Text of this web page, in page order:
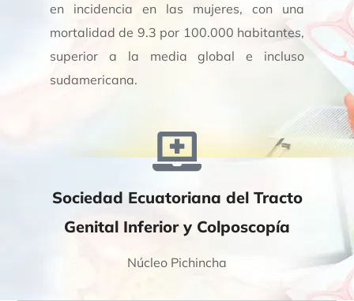
en incidencia en las mujeres, con una
mortalidad de 9.3 por 100.000 habitantes,
superior a la media global e incluso
sudamericana.
Sociedad Ecuatoriana del Tracto
Genital Inferior y Colposcopía
Núcleo Pichincha